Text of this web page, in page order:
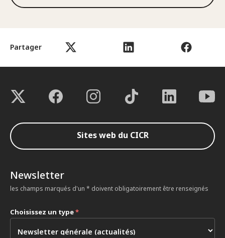
Partager
Sites web du CICR
Newsletter
les champs marqués d'un * doivent obligatoirement être renseignés
Choisissez un type*